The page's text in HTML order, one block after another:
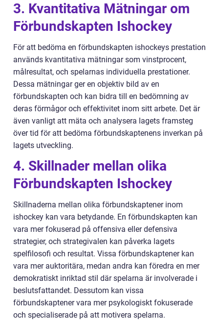
3. Kvantitativa Mätningar om
Förbundskapten Ishockey
För att bedöma en förbundskapten ishockeys prestation
används kvantitativa mätningar som vinstprocent,
målresultat, och spelarnas individuella prestationer.
Dessa mätningar ger en objektiv bild av en
förbundskapten och kan bidra till en bedömning av
deras förmågor och effektivitet inom sitt arbete. Det är
även vanligt att mäta och analysera lagets framsteg
över tid för att bedöma förbundskaptenens inverkan på
lagets utveckling.
4. Skillnader mellan olika
Förbundskapten Ishockey
Skillnaderna mellan olika förbundskaptener inom
ishockey kan vara betydande. En förbundskapten kan
vara mer fokuserad på offensiva eller defensiva
strategier, och strategivalen kan påverka lagets
spelfilosofi och resultat. Vissa förbundskaptener kan
vara mer auktoritära, medan andra kan föredra en mer
demokratiskt inriktad stil där spelarna är involverade i
beslutsfattandet. Dessutom kan vissa
förbundskaptener vara mer psykologiskt fokuserade
och specialiserade på att motivera spelarna.